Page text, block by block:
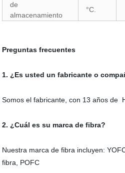
de
almacenamiento
°C.
Preguntas frecuentes
1. ¿Es usted un fabricante o
Somos el fabricante, con 13 años de
2. ¿Cuál es su marca de fibra?
Nuestra marca de fibra incluyen:
fibra, POFC